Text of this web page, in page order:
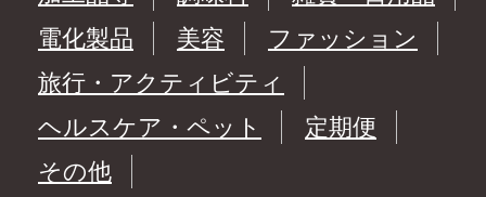
電化製品
美容
ファッション
旅行・アクティビティ
ヘルスケア・ペット
定期便
その他